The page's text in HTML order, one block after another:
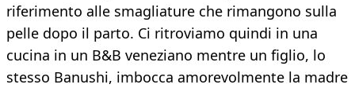
riferimento alle smagliature che rimangono sulla
pelle dopo il parto. Ci ritroviamo quindi in una
cucina in un B&B veneziano mentre un figlio, lo
stesso Banushi, imbocca amorevolmente la madre